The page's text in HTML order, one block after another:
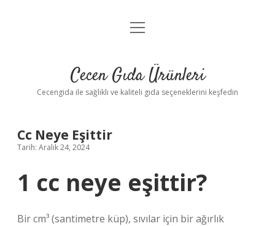
Anasayfa
Yasal Uyarı
menüyü
Cecen Gıda Ürünleri
Cecengida ile sağlıklı ve kaliteli gıda seçeneklerini keşfedin
Cc Neye Eşittir
Tarih: Aralık 24, 2024
1 cc neye eşittir?
Bir cm³ (santimetre küp), sıvılar için bir ağırlık